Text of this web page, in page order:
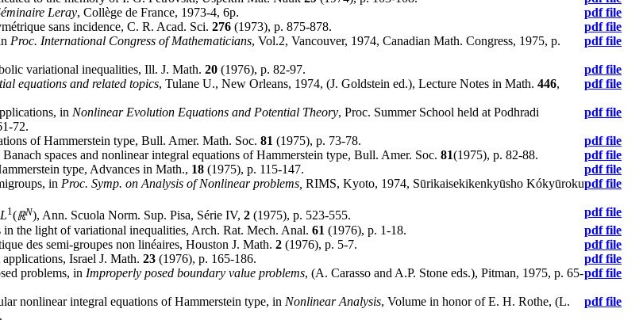
Leray, Collège de France, 1973-4, 6p.
pdf file
sans incidence, C. R. Acad. Sci. 276 (1973), p. 875-878.
pdf file
Proc. International Congress of Mathematicians, Vol.2, Vancouver, 1974, Canadian Math. Congress, 1975, p.
pdf file
variational inequalities, Ill. J. Math. 20 (1976), p. 82-97.
pdf file
equations and related topics, Tulane U., New Orleans, 1974, (J. Goldstein ed.), Lecture Notes in Math. 446,
pdf file
in Nonlinear Evolution Equations and Potential Theory, Proc. Summer School held at Podhradi
72.
pdf file
of Hammerstein type, Bull. Amer. Math. Soc. 81 (1975), p. 73-78.
pdf file
spaces and nonlinear integral equations of Hammerstein type, Bull. Amer. Soc. 81(1975), p. 82-88.
pdf file
type, Advances in Math., 18 (1975), p. 115-147.
pdf file
in Proc. Symp. on Analysis of Nonlinear problems, RIMS, Kyoto, 1974, Sūrikaisekikenkyūsho Kókyūrokupdf file
L1(ℝN), Ann. Scuola Norm. Sup. Pisa, Série IV, 2 (1975), p. 523-555.
pdf file
the light of variational inequalities, Arch. Rat. Mech. Anal. 61 (1976), p. 1-18.
pdf file
des semi-groupes non linéaires, Houston J. Math. 2 (1976), p. 5-7.
pdf file
Israel J. Math. 23 (1976), p. 165-186.
pdf file
problems, in Improperly posed boundary value problems, (A. Carasso and A.P. Stone eds.), Pitman, 1975, p. 65-pdf file
nonlinear integral equations of Hammerstein type, in Nonlinear Analysis, Volume in honor of E. H. Rothe, (L.
pdf file